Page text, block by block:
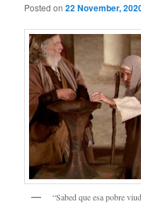
Posted on22 November,
“Sabed que esa pobre